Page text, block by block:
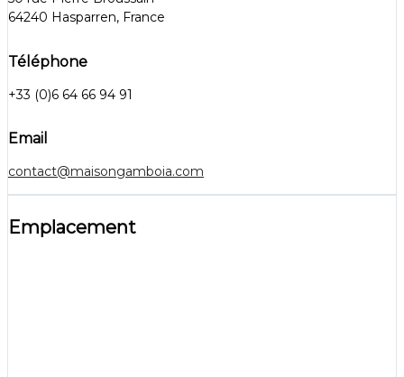
64240 Hasparren, France
Téléphone
+33 (0)6 64 66 94 91
Email
contact@maisongamboia.com
Emplacement